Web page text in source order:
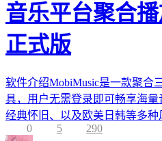
音乐平台聚合
正式版
软件介绍MobiMusic是一款聚合
具，用户无需登录即可畅享海量
经典怀旧、以及欧美日韩等多种
0
5 290